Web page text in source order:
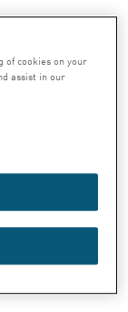
prillorna
of cookies on your
assist in our